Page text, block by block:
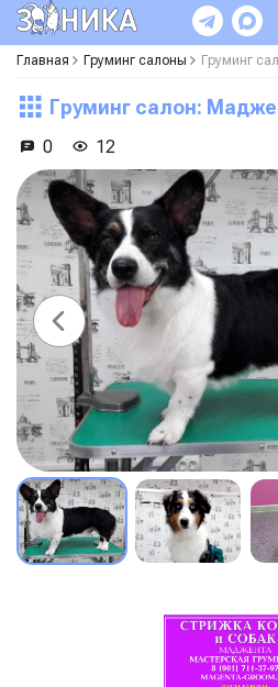
Главная Груминг салоны Груминг
Груминг салон:
0 12